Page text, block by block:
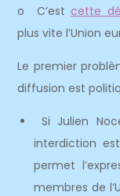
o C’est cette
plus vite l’Union
Le premier
diffusion est
Si Julien
interdiction
permet
membres de